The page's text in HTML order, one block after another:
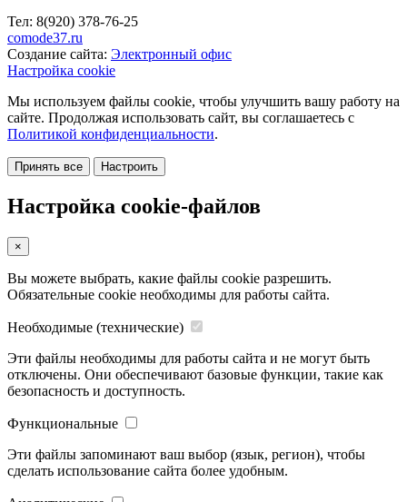
Тел: 8(920) 378-76-25
comode37.ru
Создание сайта: Электронный офис
Настройка cookie
Мы используем файлы cookie, чтобы улучшить вашу работу на
сайте. Продолжая использовать сайт, вы соглашаетесь с
Политикой конфиденциальности.
Принять все Настроить
Настройка cookie-файлов
×
Вы можете выбрать, какие файлы cookie разрешить.
Обязательные cookie необходимы для работы сайта.
Необходимые (технические)
Эти файлы необходимы для работы сайта и не могут быть
отключены. Они обеспечивают базовые функции, такие как
безопасность и доступность.
Функциональные
Эти файлы запоминают ваш выбор (язык, регион), чтобы
сделать использование сайта более удобным.